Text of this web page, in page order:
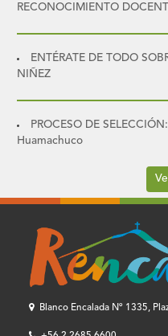
RECONOCIMIENTO
ENTÉRATE DE TODO
NIÑEZ
PROCESO DE
Huamachuco
Blanco Encalada Nº 1335,